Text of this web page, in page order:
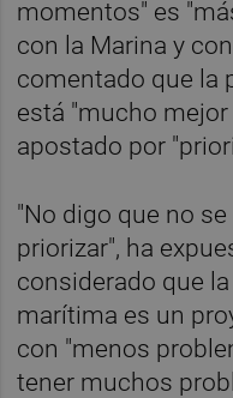
momentos" es
con la Marina y
comentado que la
está "mucho
apostado por
"No digo que no
priorizar", ha
considerado que
marítima es un
con "menos
tener muchos